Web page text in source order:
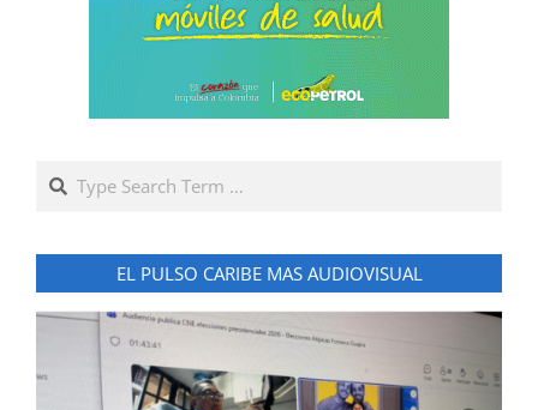
Search
EL PULSO CARIBE MAS AUDIOVISUAL